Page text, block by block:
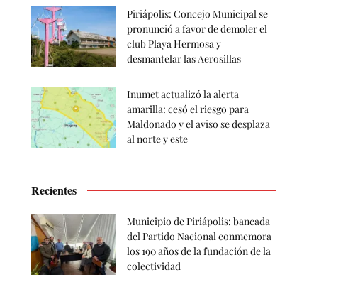
Piriápolis: Concejo Municipal se
pronunció a favor de demoler el
club Playa Hermosa y
desmantelar las Aerosillas
Inumet actualizó la alerta
amarilla: cesó el riesgo para
Maldonado y el aviso se desplaza
al norte y este
Recientes
Municipio de Piriápolis: bancada
del Partido Nacional conmemora
los 190 años de la fundación de la
colectividad